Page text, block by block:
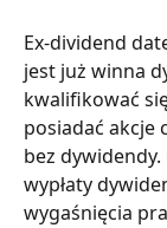
Ex-dividend
jest już winna
kwalifikować
posiadać akcje
bez
wypłaty
wygaśnięcia